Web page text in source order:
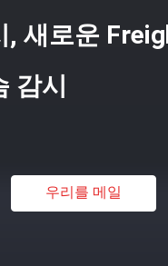
, 새로운
감시
우리를 메일